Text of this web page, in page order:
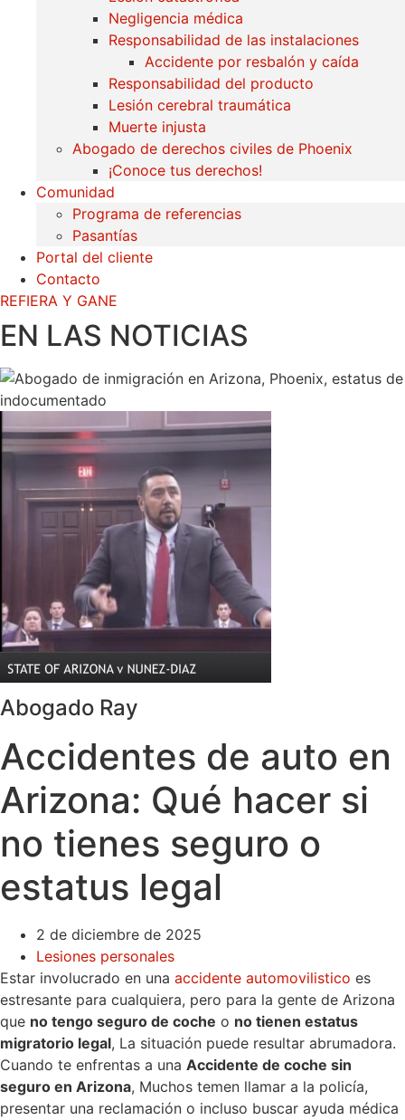
Negligencia médica
Responsabilidad de las instalaciones
Accidente por resbalón y caída
Responsabilidad del producto
Lesión cerebral traumática
Muerte injusta
Abogado de derechos civiles de Phoenix
¡Conoce tus derechos!
Comunidad
Programa de referencias
Pasantías
Portal del cliente
Contacto
REFIERA Y GANE
EN LAS NOTICIAS
Abogado Ray
Accidentes de auto en
Arizona: Qué hacer si
no tienes seguro o
estatus legal
2 de diciembre de 2025
Lesiones personales
Estar involucrado en una accidente automovilistico es
estresante para cualquiera, pero para la gente de Arizona
que no tengo seguro de coche o no tienen estatus
migratorio legal, La situación puede resultar abrumadora.
Cuando te enfrentas a una Accidente de coche sin
seguro en Arizona, Muchos temen llamar a la policía,
presentar una reclamación o incluso buscar ayuda médica